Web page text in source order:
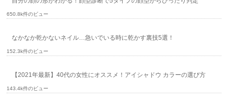
650.8k件のビュー
なかなか乾かないネイル…急いでいる時に乾かす裏技5選！
152.3k件のビュー
【2021年最新】40代の女性にオススメ！アイシャドウ カラーの選び方
143.4k件のビュー